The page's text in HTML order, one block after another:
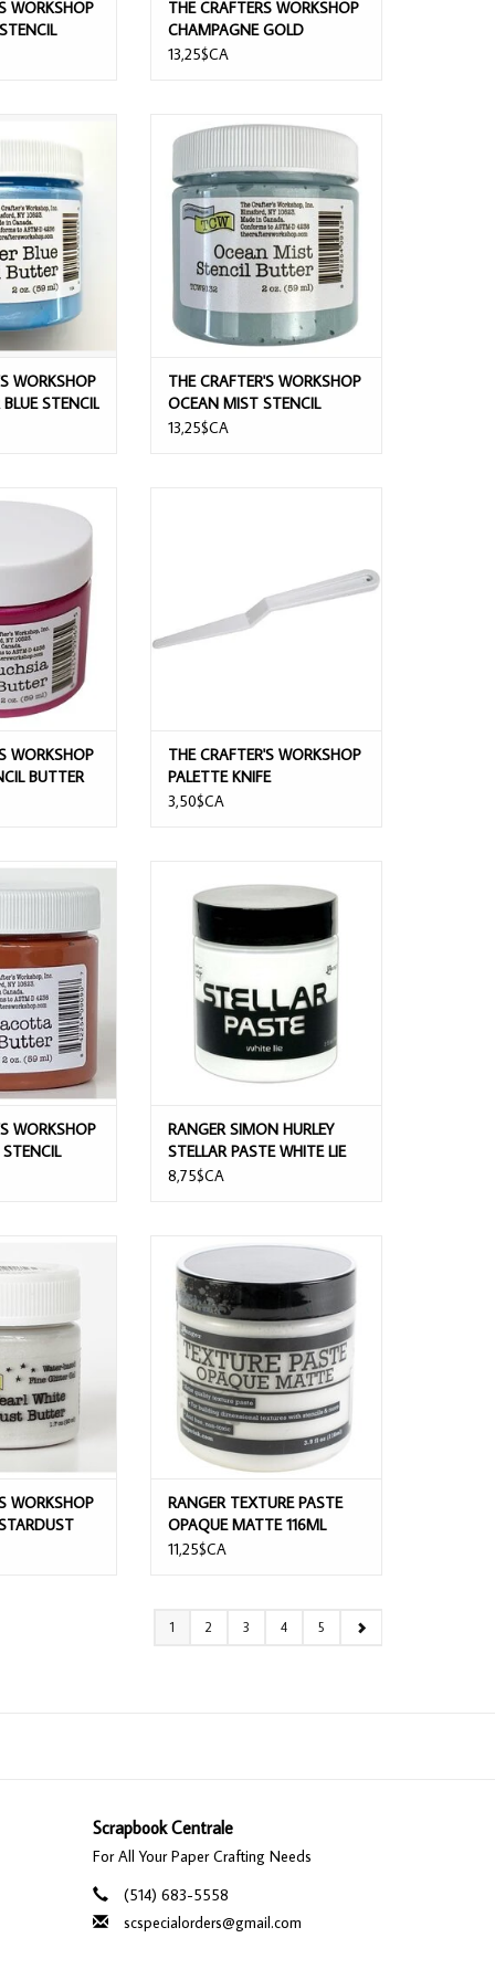
WORKSHOP
THE CRAFTERS WORKSHOP
CHAMPAGNE GOLD
STENCIL BUTTER 2oz
13,25$CA
STENCIL
PANIER
WORKSHOP
STENCIL
THE CRAFTER'S WORKSHOP OCEAN
AJOUTER AU PANIER
THE CRAFTER'S WORKSHOP
OCEAN MIST STENCIL
BUTTER 2oz
13,25$CA
WORKSHOP
BUTTER 2oz
PANIER
WORKSHOP
BUTTER
THE CRAFTER'S WORKSHOP
PALETTE KNIFE
3,50$CA
WORKSHOP
BUTTER 2oz
PANIER
WORKSHOP
RANGER SIMON HURLEY
STELLAR PASTE WHITE LIE
8,75$CA
BUTTER 50ml
WORKSHOP
RANGER TEXTURE PASTE OPAQUE
AJOUTER AU PANIER
RANGER TEXTURE PASTE
OPAQUE MATTE 116ML
11,25$CA
1 2 3 4 5
Scrapbook Centrale
For All Your Paper Crafting Needs
(514) 683-5558
scspecialorders@gmail.com